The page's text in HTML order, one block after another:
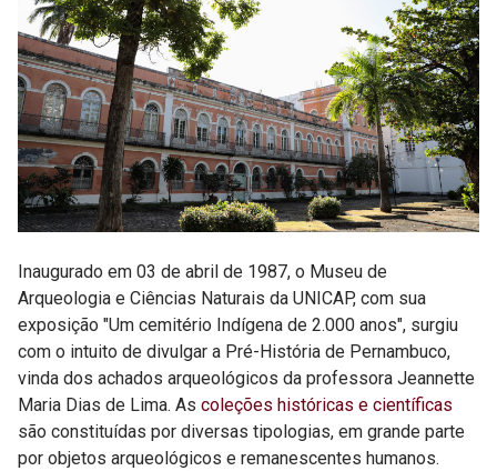
Inaugurado em 03 de abril de 1987, o Museu de
Arqueologia e Ciências Naturais da UNICAP, com sua
exposição "Um cemitério Indígena de 2.000 anos", surgiu
com o intuito de divulgar a Pré-História de Pernambuco,
vinda dos achados arqueológicos da professora Jeannette
Maria Dias de Lima. As coleções históricas e científicas
são constituídas por diversas tipologias, em grande parte
por objetos arqueológicos e remanescentes humanos.